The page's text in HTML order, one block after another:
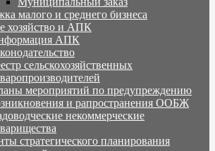
малого и среднего бизнеса
хозяйство и АПК
АПК
сельскохозяйственных
мероприятий по предупреждению
и рапространения ООБЖ
некоммерческие
стратегического планирования